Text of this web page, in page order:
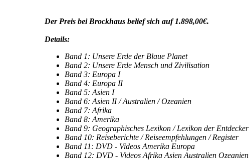
Der Preis bei Brockhaus belief sich auf 1.898,00€.
Details:
Band 1: Unsere Erde der Blaue Planet
Band 2: Unsere Erde Mensch und Zivilisation
Band 3: Europa I
Band 4: Europa II
Band 5: Asien I
Band 6: Asien II / Australien / Ozeanien
Band 7: Afrika
Band 8: Amerika
Band 9: Geographisches Lexikon / Lexikon der Entdecker
Band 10: Reiseberichte / Reiseempfehlungen / Register
Band 11: DVD - Videos Amerika Europa
Band 12: DVD - Videos Afrika Asien Australien Ozeanien